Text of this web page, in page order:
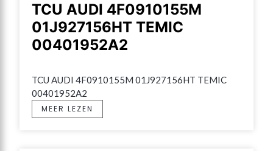
TCU AUDI 4F0910155M
01J927156HT TEMIC
00401952A2
TCU AUDI 4F0910155M 01J927156HT TEMIC
00401952A2
MEER LEZEN